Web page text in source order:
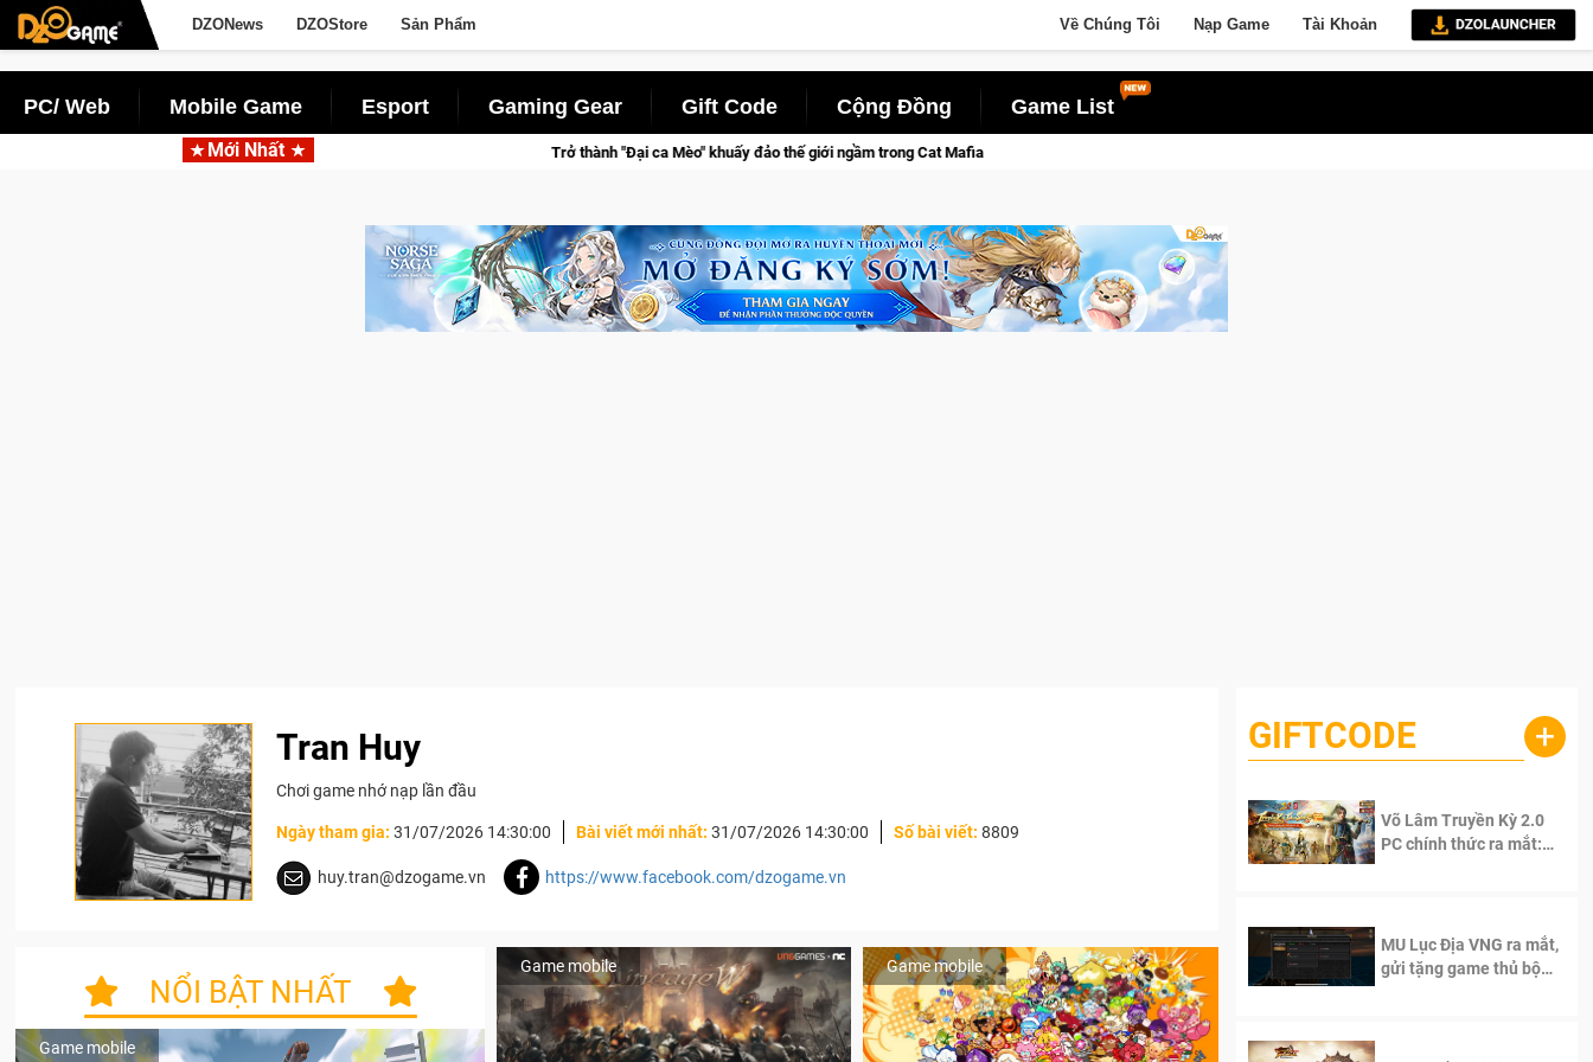
DZONews DZOStore Sản Phẩm Về Chúng Tôi Nạp Game Tài Khoản
PC/ Web Mobile Game Esport Gaming Gear Gift Code Cộng Đồng Game List
Mới Nhất Trở thành "Đại ca Mèo" khuấy đảo thế giới ngầm trong Cat Mafia
Tran Huy
Chơi game nhớ nạp lần đầu
Ngày tham gia:31/07/2026 14:30:00 Bài viết mới nhất:31/07/2026 14:30:00 Số bài viết:8809
huy.tran@dzogame.vn https://www.facebook.com/dzogame.vn
NỔI BẬT NHẤT
Game mobile
Game mobile Game mobile
GIFTCODE +
Võ Lâm Truyền Kỳ 2.0
PC chính thức ra mắt:
MU Lục Địa VNG ra mắt,
gửi tặng game thủ bộ